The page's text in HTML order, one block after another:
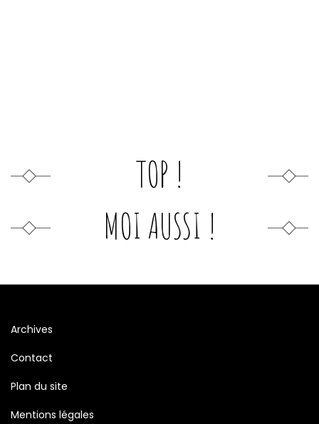
TOP !
MOI AUSSI !
Archives
Contact
Plan du site
Mentions légales